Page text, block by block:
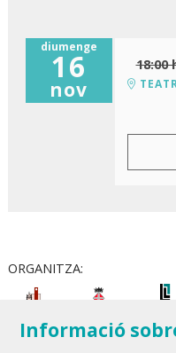
diumenge
16
nov
18:00
ORGANITZA:
Informació